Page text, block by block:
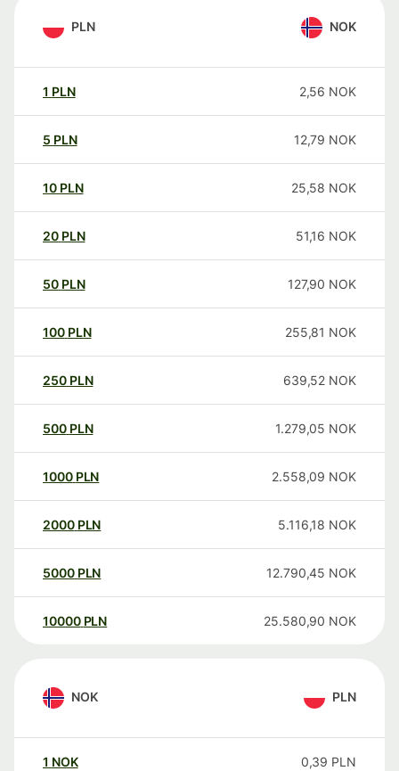
PLN NOK
1 PLN 2,56 NOK
5 PLN 12,79 NOK
10 PLN 25,58 NOK
20 PLN 51,16 NOK
50 PLN 127,90 NOK
100 PLN 255,81 NOK
250 PLN 639,52 NOK
500 PLN 1.279,05 NOK
1000 PLN 2.558,09 NOK
2000 PLN 5.116,18 NOK
5000 PLN 12.790,45 NOK
10000 PLN 25.580,90 NOK
NOK PLN
1 NOK 0,39 PLN